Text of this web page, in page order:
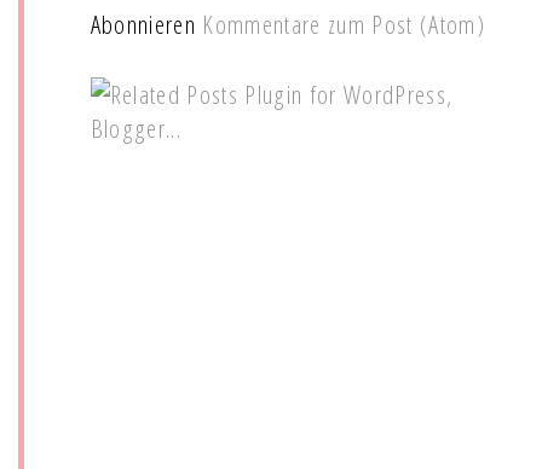
Abonnieren Kommentare zum Post (Atom)